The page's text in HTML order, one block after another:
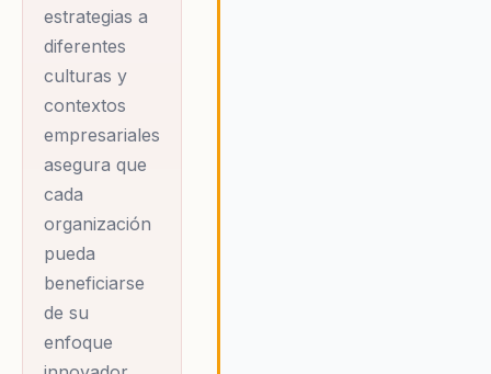
abordan cómo las
empresas pueden
integrar la salud en
su estrategia
general para
fomentar un
entorno de trabajo
más productivo y
sostenible. Steven
ha trabajado con
empresas de
estrategias a
diferentes
culturas y
contextos
empresariales
asegura que
cada
organización
pueda
beneficiarse
de su
enfoque